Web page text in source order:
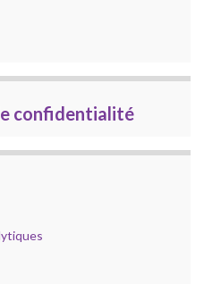
confidentialité